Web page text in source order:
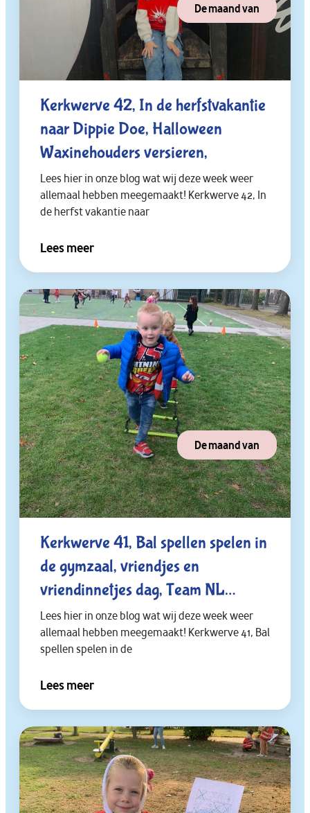
De maand van
Kerkwerve 42, In de herfstvakantie
naar Dippie Doe, Halloween
Waxinehouders versieren,
Lees hier in onze blog wat wij deze week weer
allemaal hebben meegemaakt! Kerkwerve 42, In
de herfst vakantie naar
Lees meer
De maand van
Kerkwerve 41, Bal spellen spelen in
de gymzaal, vriendjes en
vriendinnetjes dag, Team NL
Experience dag.
Lees hier in onze blog wat wij deze week weer
allemaal hebben meegemaakt! Kerkwerve 41, Bal
spellen spelen in de
Lees meer